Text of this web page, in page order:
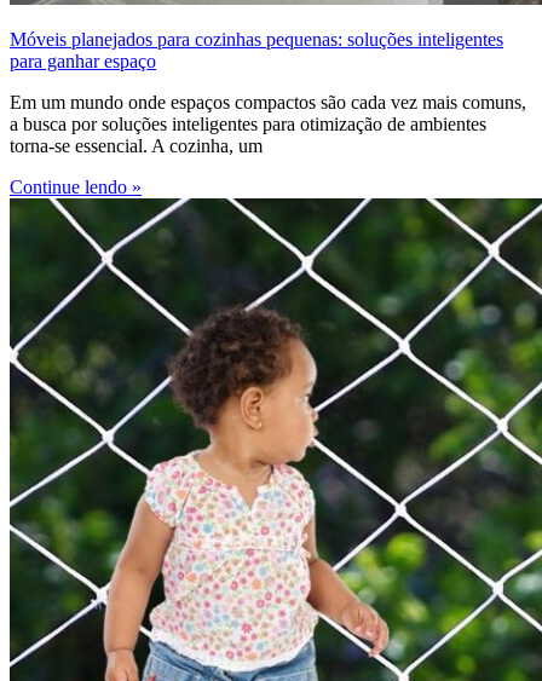
Móveis planejados para cozinhas pequenas: soluções inteligentes
para ganhar espaço
Em um mundo onde espaços compactos são cada vez mais comuns,
a busca por soluções inteligentes para otimização de ambientes
torna-se essencial. A cozinha, um
Continue lendo »